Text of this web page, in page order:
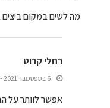
מה לשים במקום
רחלי קרוט
6 בספטמבר 2021 - 8:06
אפשר לוותר על